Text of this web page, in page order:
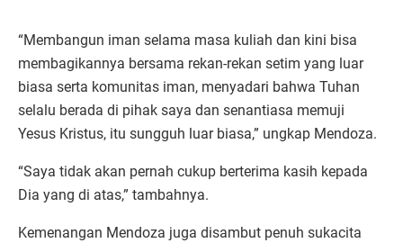
“Membangun iman selama masa kuliah dan kini bisa
membagikannya bersama rekan-rekan setim yang luar
biasa serta komunitas iman, menyadari bahwa Tuhan
selalu berada di pihak saya dan senantiasa memuji
Yesus Kristus, itu sungguh luar biasa,” ungkap Mendoza.
“Saya tidak akan pernah cukup berterima kasih kepada
Dia yang di atas,” tambahnya.
Kemenangan Mendoza juga disambut penuh sukacita